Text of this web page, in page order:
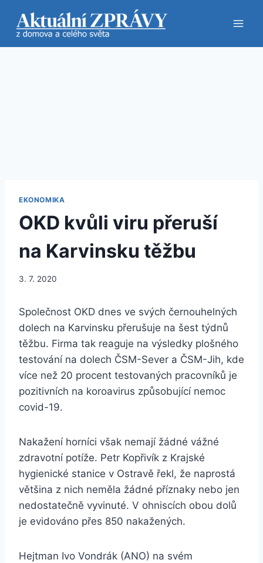
obsah
EKONOMIKA
OKD kvůli viru přeruší
na Karvinsku těžbu
3. 7. 2020
Společnost OKD dnes ve svých černouhelných
dolech na Karvinsku přerušuje na šest týdnů
těžbu. Firma tak reaguje na výsledky plošného
testování na dolech ČSM-Sever a ČSM-Jih, kde
více než 20 procent testovaných pracovníků je
pozitivních na koroavirus způsobující nemoc
covid-19.
Nakažení horníci však nemají žádné vážné
zdravotní potíže. Petr Kopřivík z Krajské
hygienické stanice v Ostravě řekl, že naprostá
většina z nich neměla žádné příznaky nebo jen
nedostatečně vyvinuté. V ohniscích obou dolů
je evidováno přes 850 nakažených.
Hejtman Ivo Vondrák (ANO) na svém